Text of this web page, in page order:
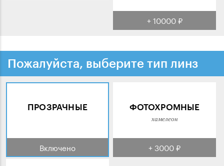
+ 10000 ₽
Пожалуйста, выберите тип линз
ПРОЗРАЧНЫЕ
Включено
ФОТОХРОМНЫЕ
хамелеон
+ 3000 ₽